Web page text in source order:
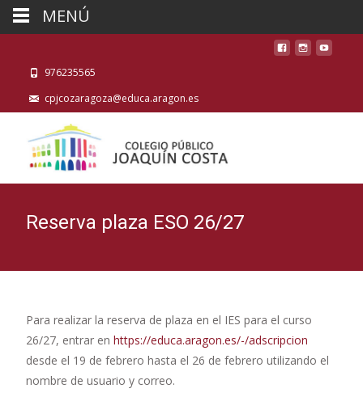
976235565
cpjcozaragoza@educa.aragon.es
Reserva plaza ESO 26/27
Para realizar la reserva de plaza en el IES para el curso
26/27, entrar en https://educa.aragon.es/-/adscripcion
desde el 19 de febrero hasta el 26 de febrero utilizando el
nombre de usuario y correo.
MENÚ